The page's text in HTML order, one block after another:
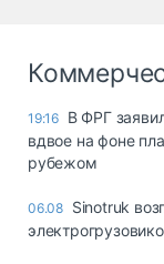
19:16 В ФРГ
вдвое на фоне
рубежом
06.08 Sinotruk